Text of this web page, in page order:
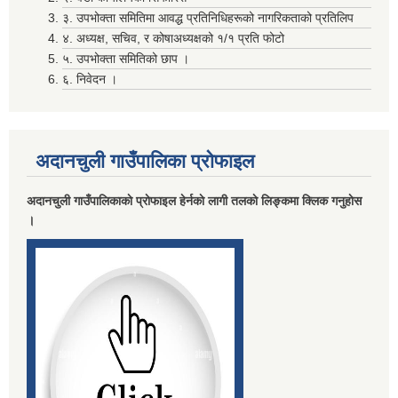
३. उपभोक्ता समितिमा आवद्ध प्रतिनिधिहरूको नागरिकताको प्रतिलिप
४. अध्यक्ष, सचिव, र कोषाअध्यक्षको १/१ प्रति फोटो
५. उपभोक्ता समितिको छाप ।
६. निवेदन ।
अदानचुली गाउँपालिका प्राेफाइल
अदानचुली गाउँपालिकाकाे प्राेफाइल हेर्नकाे लागी तलकाे लिङ्कमा क्लिक गनुहाेस
।